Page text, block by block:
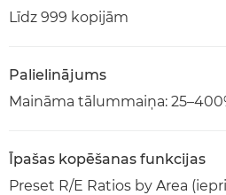
Līdz 999 kopijām
Palielinājums
Maināma tālummaiņa:
Īpašas kopēšanas funkcijas
Preset R/E Ratios by Area